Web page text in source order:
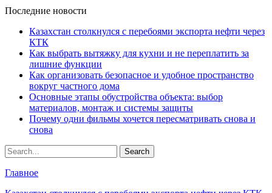
Последние новости
Казахстан столкнулся с перебоями экспорта нефти через
КТК
Как выбрать вытяжку для кухни и не переплатить за
лишние функции
Как организовать безопасное и удобное пространство
вокруг частного дома
Основные этапы обустройства объекта: выбор
материалов, монтаж и системы защиты
Почему одни фильмы хочется пересматривать снова и
снова
Главное